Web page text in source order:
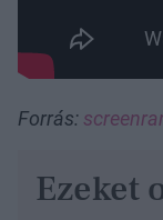
Forrás:
Ezeket